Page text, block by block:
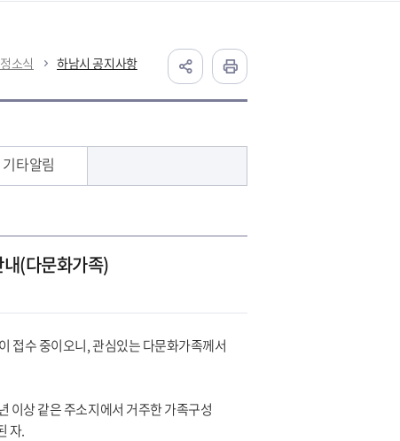
소식 하남시 공지사항
타알림
(다문화가족)
접수 중이오니, 관심있는 다문화가족께서
이상 같은 주소지에서 거주한 가족구성
자.